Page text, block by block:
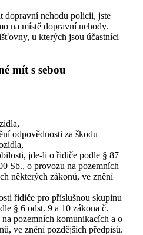
dopravní nehodu policii, jste
na místě dopravní nehody.
u kterých jsou účastníci
mít s sebou
odpovědnosti za škodu
jde-li o řidiče podle § 87
Sb., o provozu na pozemních
některých zákonů, ve znění
řidiče pro příslušnou skupinu
§ 6 odst. 9 a 10 zákona č.
pozemních komunikacích a o
ve znění pozdějších předpisů.